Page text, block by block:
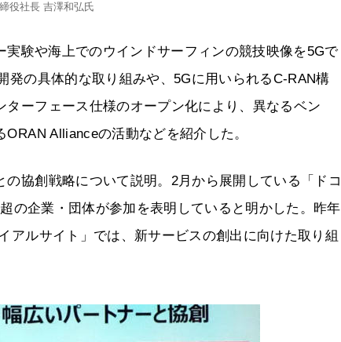
役社長 吉澤和弘氏
験や海上でのウインドサーフィンの競技映像を5Gで
の具体的な取り組みや、5Gに用いられるC-RAN構
ーフェース仕様のオープン化により、異なるベン
Allianceの活動などを紹介した。
協創戦略について説明。2月から展開している「ドコ
の企業・団体が参加を表明していると明かした。昨年
アルサイト」では、新サービスの創出に向けた取り組